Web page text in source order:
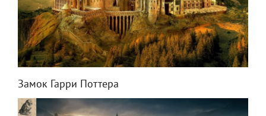
Замок Гарри Поттера